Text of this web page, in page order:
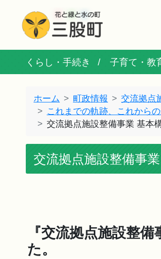
くらし・手続き 子育て・教
ホーム 町政情報
交流拠点
これまでの軌跡、これから
交流拠点施設整備事業 基本
交流拠点施設整備事
『交流拠点施設整
た。